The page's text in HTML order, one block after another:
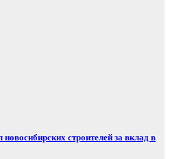
строителей за вклад в